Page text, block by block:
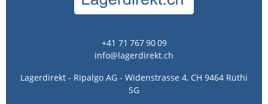
+41 71 767 90 09
info@lagerdirekt.ch
Lagerdirekt - Ripalgo AG - Widenstrasse 4, CH 9464 Rüthi
SG